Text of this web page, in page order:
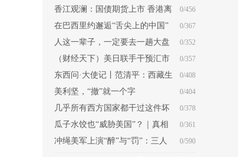
0/456
香江观澜：国债期货上市 香港离
岸人民币枢纽功能再升级
0/367
在巴西里约邂逅“舌尖上的中国”
0/352
人这一辈子，一定要去一趟大盘
鸡的故乡！
0/357
（财经天下）美日联手干预汇市
日元或仍难逃贬值“泥潭”
0/408
东西问·大使记丨范清平：西藏生
态治理中的澜湄合作何以从“共饮”走
向“共护”？
0/404
美利坚，“撤”就一个字
0/378
几乎所有西方国家都干过这件坏
事，却栽赃中国
0/361
瓜子水饺也“威胁美国”？｜真相
0/590
冲绳美军上演“醉”与“罚”：三人